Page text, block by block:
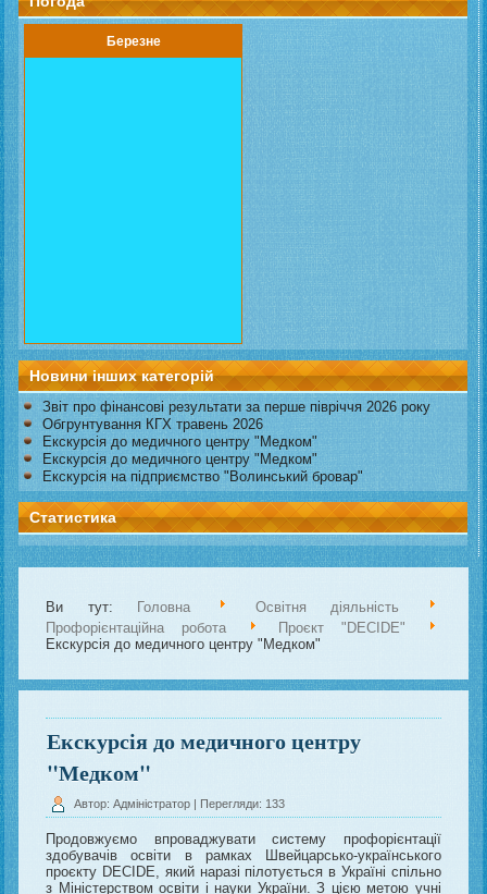
Березне
Новини інших категорій
Звіт про фінансові результати за перше півріччя 2026 року
Обгрунтування КГХ травень 2026
Екскурсія до медичного центру "Медком"
Екскурсія до медичного центру "Медком"
Екскурсія на підприємство "Волинський бровар"
Статистика
Ви тут: Головна
Освітня діяльність
Профорієнтаційна робота
Проєкт "DECIDE"
Екскурсія до медичного центру "Медком"
Екскурсія до медичного центру
"Медком"
Автор: Адміністратор | Перегляди: 133
Продовжуємо впроваджувати систему профорієнтації
здобувачів освіти в рамках Швейцарсько-українського
проєкту DECIDE, який наразі пілотується в Україні спільно
з Міністерством освіти і науки України. З цією метою учні